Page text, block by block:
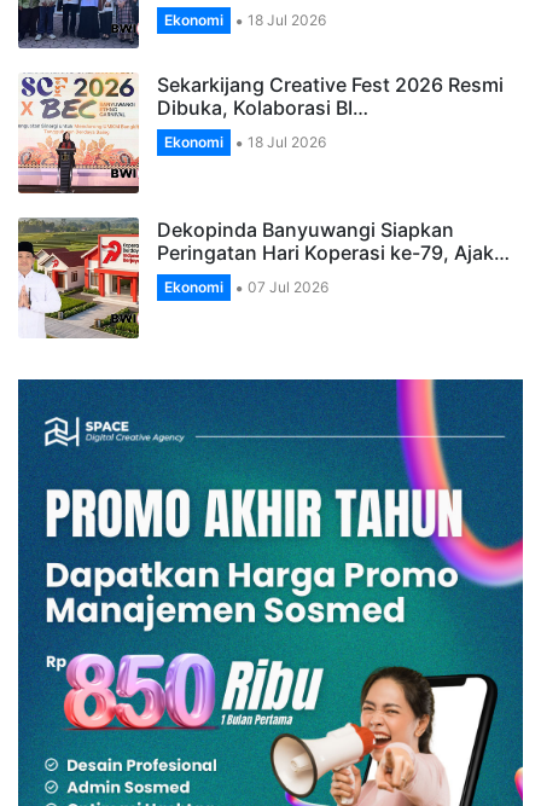
Ekonomi 18 Jul 2026
Sekarkijang Creative Fest 2026 Resmi
Dibuka, Kolaborasi BI…
Ekonomi 18 Jul 2026
Dekopinda Banyuwangi Siapkan
Peringatan Hari Koperasi ke-79, Ajak…
Ekonomi 07 Jul 2026